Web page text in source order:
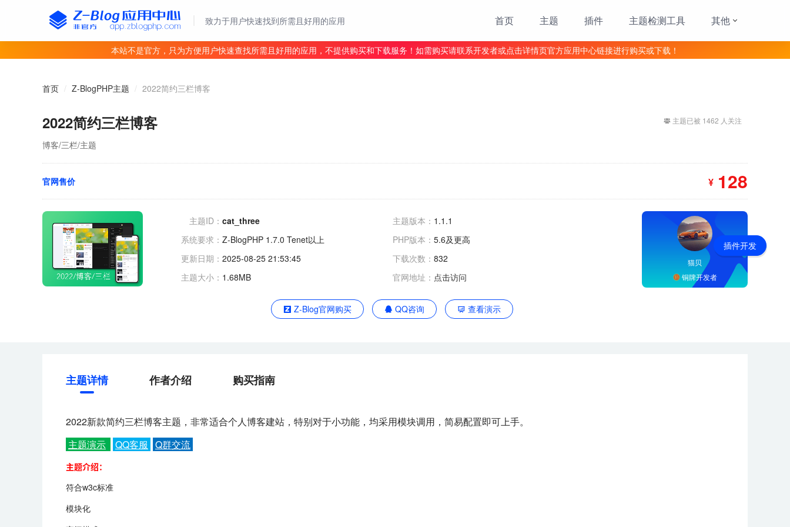
致力于用户快速找到所需且好用的应用 首页 主题 插件 主题检测工具 其他
本站不是官方，只为方便用户快速查找所需且好用的应用，不提供购买和下载服务！如需购买请联系开发者或点击详情页官方应用中心链接进行购买或下载！
首页 / Z-BlogPHP主题 / 2022简约三栏博客
2022简约三栏博客 主题已被 1462 人关注
博客/三栏/主题
¥ 128
官网售价
主题ID： cat_three 主题版本： 1.1.1
系统要求： Z-BlogPHP 1.7.0 Tenet以上 PHP版本： 5.6及更高
更新日期： 2025-08-25 21:53:45 下载次数： 832
主题大小： 1.68MB 官网地址： 点击访问
猫贝
铜牌开发者
Z-Blog官网购买 QQ咨询 查看演示
主题详情 作者介绍 购买指南
2022新款简约三栏博客主题，非常适合个人博客建站，特别对于小功能，均采用模块调用，简易配置即可上手。
主题演示
QQ客服 Q群交流
主题介绍：
符合w3c标准
模块化
插件开发